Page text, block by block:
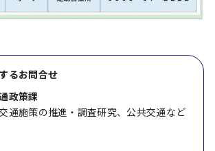
るお問合せ
政策課
通施策の推進・調査研究、公共交通など